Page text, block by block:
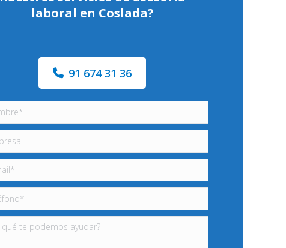
laboral en Coslada?
91 674 31 36